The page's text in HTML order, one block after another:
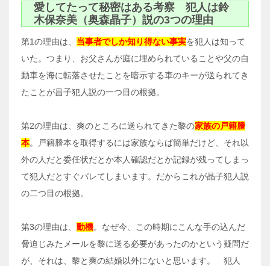
愛してたって秘密はある考察 犯人は鈴
木保奈美（奥森晶子）説の3つの理由
第1の理由は、 当事者でしか知り得ない事実を犯人は知って
いた。つまり、お父さんが庭に埋められていることや父の自
動車を海に転落させたことを暗示する車のキーが送られてき
たことが昌子犯人説の一つ目の根拠。
第2の理由は、爽のところに送られてきた黎の家族の戸籍謄
本。戸籍謄本を取得するには家族ならば簡単だけど、それ以
外の人だと委任状だとか本人確認だとか記録が残ってしまっ
て犯人だとすぐバレてしまいます。だからこれが晶子犯人説
の二つ目の根拠。
第3の理由は、 動機。なぜ今、この時期にこんな手の込んだ
脅迫じみたメールを黎に送る必要があったのかという疑問だ
が、それは、黎と爽の結婚以外にないと思います。 犯人